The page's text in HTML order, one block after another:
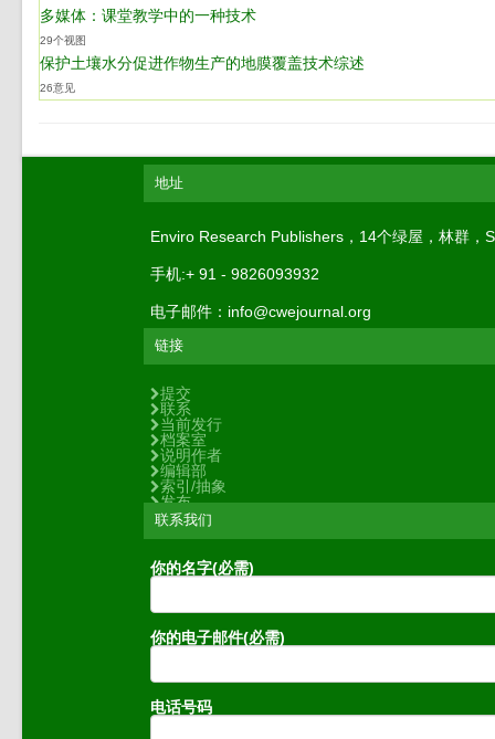
多媒体：课堂教学中的一种技术
29个视图
保护土壤水分促进作物生产的地膜覆盖技术综述
26意见
地址
Enviro Research Publishers，14个绿屋，林群
手机:+ 91 - 9826093932
电子邮件：info@cwejournal.org
链接
提交
联系
当前发行
档案室
说明作者
编辑部
索引/抽象
发布
联系我们
你的名字(必需)
你的电子邮件(必需)
电话号码